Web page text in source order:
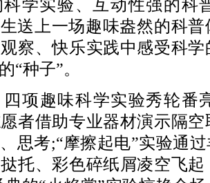
学实验、互动性强的科
送上一场趣味盎然的科
察、快乐实践中感受科
“种子”。
项趣味科学实验秀轮番
者借助专业器材演示隔
思考;“摩擦起电”实验通
托、彩色碎纸屑凌空飞